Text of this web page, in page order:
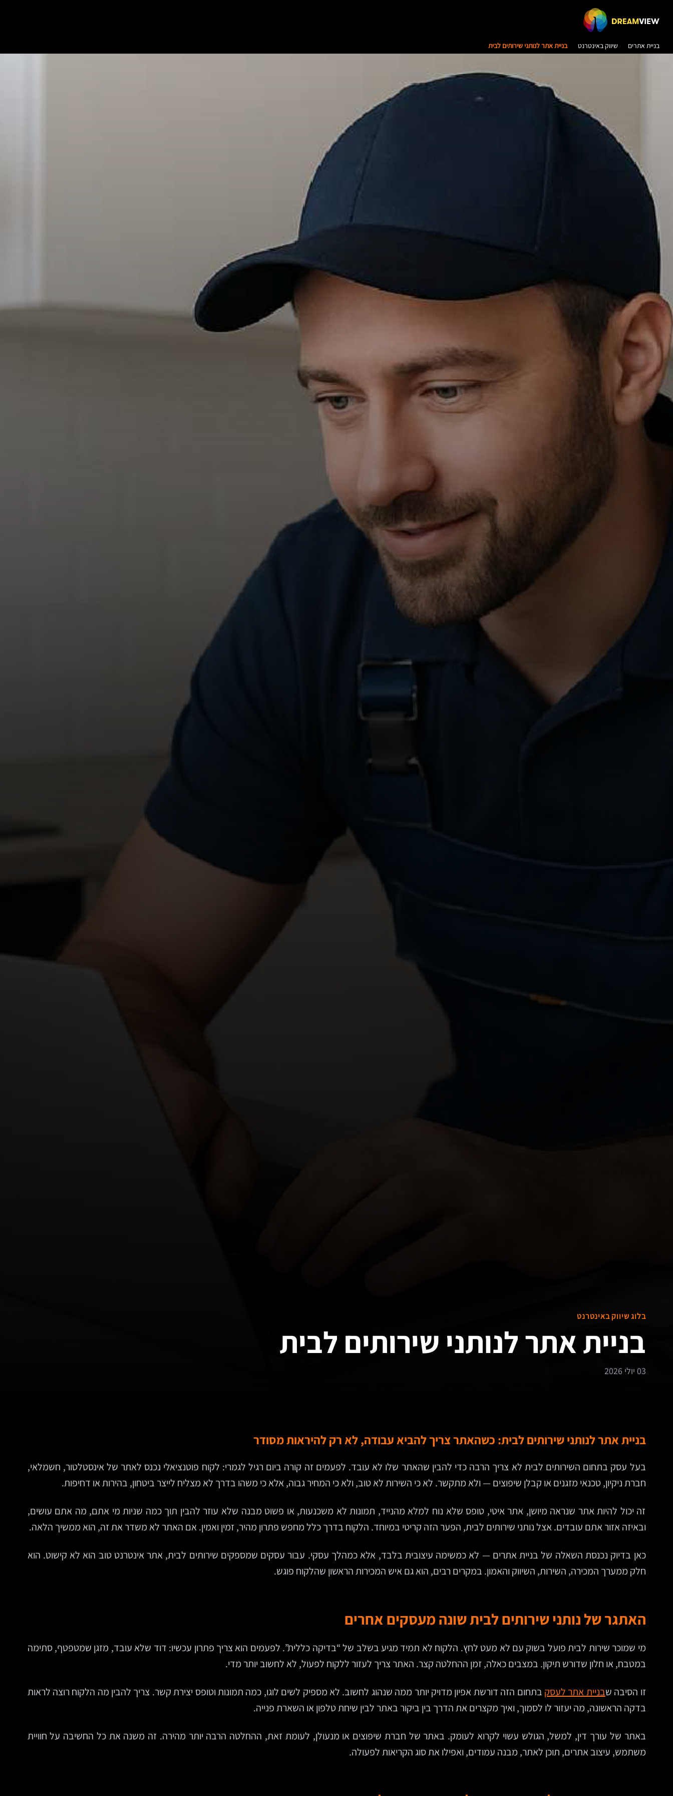
בניית אתרים שיווק באינטרנט בניית אתר לנותני שירותים לבית
בלוג שיווק באינטרנט
בניית אתר לנותני שירותים לבית
03 יולי 2026
בניית אתר לנותני שירותים לבית: כשהאתר צריך להביא עבודה, לא רק להיראות מסודר
בעל עסק בתחום השירותים לבית לא צריך הרבה כדי להבין שהאתר שלו לא עובד. לפעמים זה קורה ביום רגיל לגמרי: לקוח פוטנציאלי נכנס לאתר של אינסטלטור, חשמלאי,
חברת ניקיון, טכנאי מזגנים או קבלן שיפוצים — ולא מתקשר. לא כי השירות לא טוב, ולא כי המחיר גבוה, אלא כי משהו בדרך לא מצליח לייצר ביטחון, בהירות או דחיפות.
זה יכול להיות אתר שנראה מיושן, אתר איטי, טופס שלא נוח למלא מהנייד, תמונות לא משכנעות, או פשוט מבנה שלא עוזר להבין תוך כמה שניות מי אתם, מה אתם עושים,
ובאיזה אזור אתם עובדים. אצל נותני שירותים לבית, הפער הזה קריטי במיוחד. הלקוח בדרך כלל מחפש פתרון מהיר, זמין ואמין. אם האתר לא משדר את זה, הוא ממשיך הלאה.
כאן בדיוק נכנסת השאלה של בניית אתרים — לא כמשימה עיצובית בלבד, אלא כמהלך עסקי. עבור עסקים שמספקים שירותים לבית, אתר אינטרנט טוב הוא לא קישוט. הוא
חלק ממערך המכירה, השירות, השיווק והאמון. במקרים רבים, הוא גם איש המכירות הראשון שהלקוח פוגש.
האתגר של נותני שירותים לבית שונה מעסקים אחרים
מי שמוכר שירות לבית פועל בשוק עם לא מעט לחץ. הלקוח לא תמיד מגיע בשלב של “בדיקה כללית”. לפעמים הוא צריך פתרון עכשיו: דוד שלא עובד, מזגן שמטפטף, סתימה
במטבח, או חלון שדורש תיקון. במצבים כאלה, זמן ההחלטה קצר. האתר צריך לעזור ללקוח לפעול, לא לחשוב יותר מדי.
זו הסיבה שבניית אתר לעסק בתחום הזה דורשת אפיון מדויק יותר ממה שנהוג לחשוב. לא מספיק לשים לוגו, כמה תמונות וטופס יצירת קשר. צריך להבין מה הלקוח רוצה לראות
בדקה הראשונה, מה יעזור לו לסמוך, ואיך מקצרים את הדרך בין ביקור באתר לבין שיחת טלפון או השארת פנייה.
באתר של עורך דין, למשל, הגולש עשוי לקרוא לעומק. באתר של חברת שיפוצים או מנעולן, לעומת זאת, ההחלטה הרבה יותר מהירה. זה משנה את כל החשיבה על חוויית
משתמש, עיצוב אתרים, תוכן לאתר, מבנה עמודים, ואפילו את סוג הקריאות לפעולה.